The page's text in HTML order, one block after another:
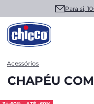
Para si,
Acessórios
CHAPÉU